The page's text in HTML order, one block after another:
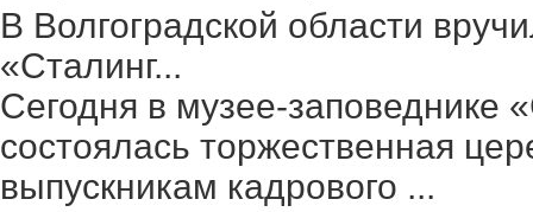
В Волгоградской области
«Сталинг...
Сегодня в музее-заповеднике
состоялась торжественная
выпускникам кадрового ...